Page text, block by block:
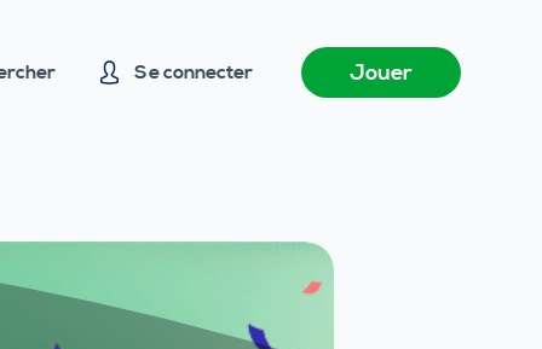
Se connecter Jouer